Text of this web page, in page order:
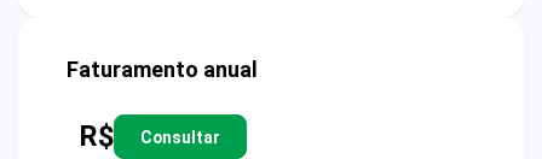
Faturamento anual
R$ Consultar